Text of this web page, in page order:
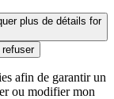
plus de détails for
refuser
afin de garantir un
ou modifier mon